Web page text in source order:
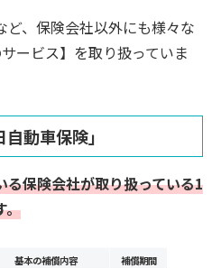
ど、保険会社以外にも様々な
ービス】を取り扱っていま
動車保険」
る保険会社が取り扱っている1
。
基本の補償内容 補償期間